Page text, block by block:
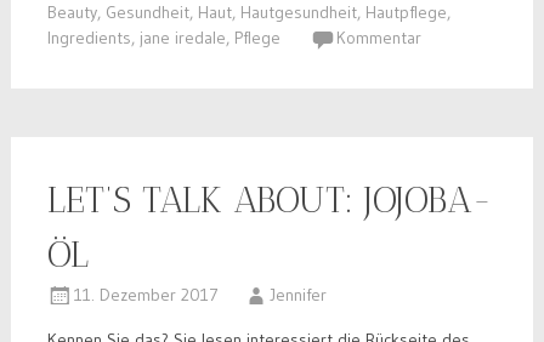
Beauty, Gesundheit, Haut, Hautgesundheit, Hautpflege,
Ingredients, jane iredale, Pflege Kommentar
LET’S TALK ABOUT: JOJOBA-
ÖL
11. Dezember 2017 Jennifer